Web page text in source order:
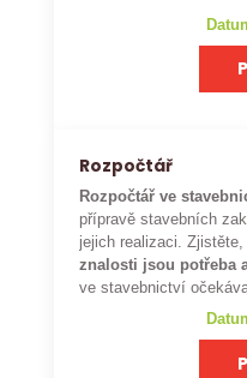
Rozpočtář
Rozpočtář ve
přípravě stavebních
jejich realizaci.
znalosti jsou potřeba
ve stavebnictví